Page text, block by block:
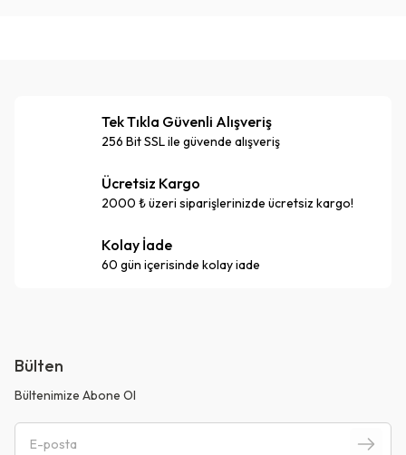
Tek Tıkla Güvenli Alışveriş
256 Bit SSL ile güvende alışveriş
Ücretsiz Kargo
2000 ₺ üzeri siparişlerinizde ücretsiz kargo!
Kolay İade
60 gün içerisinde kolay iade
Bülten
Bültenimize Abone Ol